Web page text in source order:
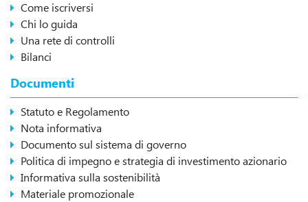
Come iscriversi
Chi lo guida
Una rete di controlli
Bilanci
Documenti
Statuto e Regolamento
Nota informativa
Documento sul sistema di governo
Politica di impegno e strategia di investimento azionario
Informativa sulla sostenibilità
Materiale promozionale